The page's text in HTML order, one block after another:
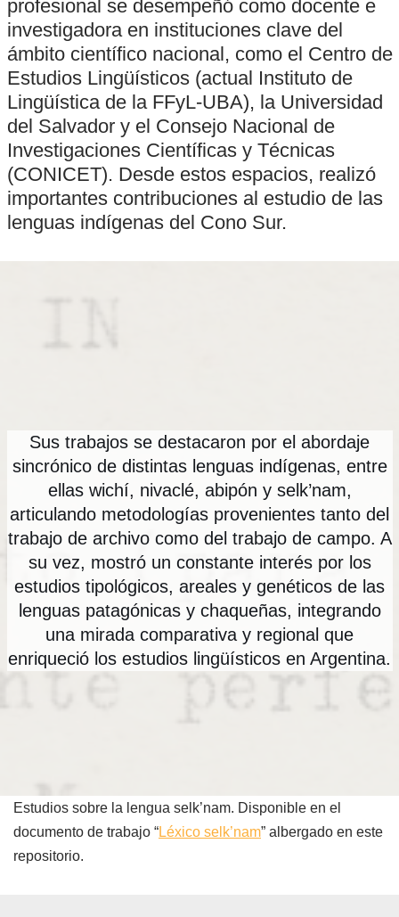
profesional se desempeñó como docente e
investigadora en instituciones clave del
ámbito científico nacional, como el Centro de
Estudios Lingüísticos (actual Instituto de
Lingüística de la FFyL-UBA), la Universidad
del Salvador y el Consejo Nacional de
Investigaciones Científicas y Técnicas
(CONICET). Desde estos espacios, realizó
importantes contribuciones al estudio de las
lenguas indígenas del Cono Sur.
Sus trabajos se destacaron por el abordaje
sincrónico de distintas lenguas indígenas, entre
ellas wichí, nivaclé, abipón y selk’nam,
articulando metodologías provenientes tanto del
trabajo de archivo como del trabajo de campo. A
su vez, mostró un constante interés por los
estudios tipológicos, areales y genéticos de las
lenguas patagónicas y chaqueñas, integrando
una mirada comparativa y regional que
enriqueció los estudios lingüísticos en Argentina.
Estudios sobre la lengua selk’nam. Disponible en el
documento de trabajo “Léxico selk’nam” albergado en este
repositorio.